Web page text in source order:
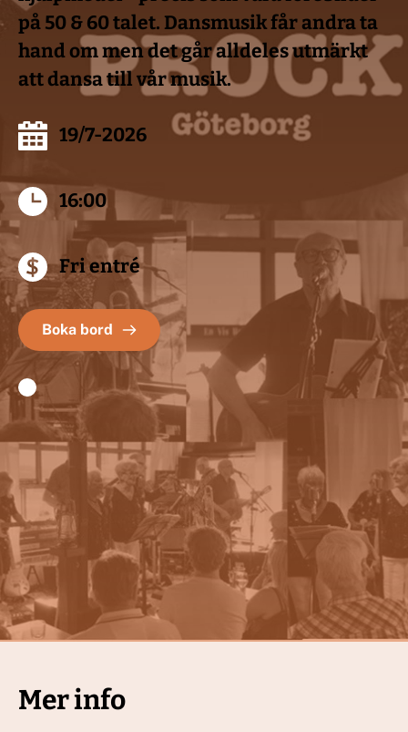
på 50 & 60 talet. Dansmusik får andra ta
hand om men det går alldeles utmärkt
att dansa till vår musik.
19/7-2026
16:00
Fri entré
Boka bord
Mer info